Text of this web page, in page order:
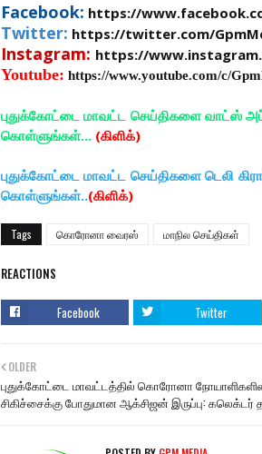
Facebook: https://
Twitter: https://twitter.com/
Instagram: https://
Youtube: https://www.youtube.com/c/
புதுக்கோட்டை மாவட்ட செய்திகளை வாட்ஸ்
கொள்ளுங்கள்... (கிளிக்)
புதுக்கோட்டை மாவட்ட செய்திகளை டெலி
கொள்ளுங்கள்..(கிளிக்)
Tags கொரோனா வைரஸ் மாநில செய்திகள்
REACTIONS
Facebook Twitter
OLDER
புதுக்கோட்டை மாவட்டத்தில் கொரோனா
சிகிச்சைக்கு போதுமான ஆக்சிஜன் இருப்பு: